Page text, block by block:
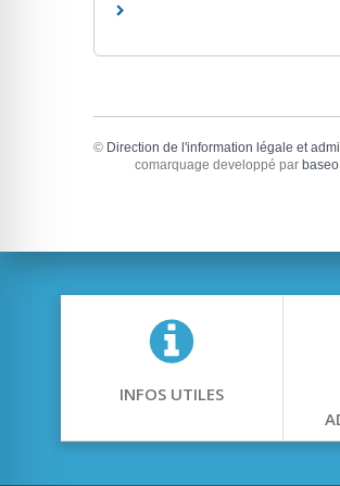
© Direction de l'information légale et
comarquage developpé par
INFOS UTILES